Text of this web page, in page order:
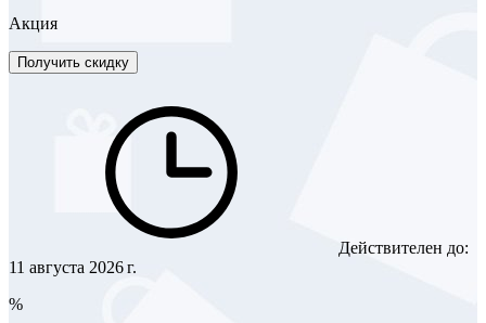
Акция
Получить скидку
Действителен до:
11 августа 2026 г.
%